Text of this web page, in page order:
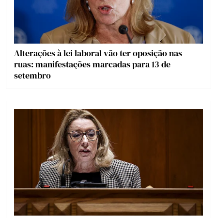
Alterações à lei laboral vão ter oposição nas
ruas: manifestações marcadas para 13 de
setembro